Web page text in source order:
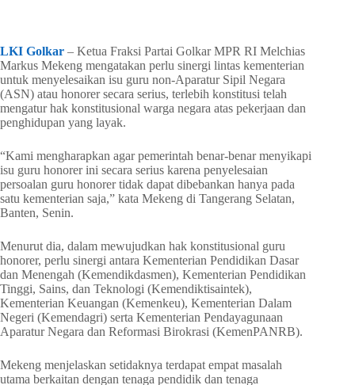
LKI Golkar – Ketua Fraksi Partai Golkar MPR RI Melchias
Markus Mekeng mengatakan perlu sinergi lintas kementerian
untuk menyelesaikan isu guru non-Aparatur Sipil Negara
(ASN) atau honorer secara serius, terlebih konstitusi telah
mengatur hak konstitusional warga negara atas pekerjaan dan
penghidupan yang layak.
“Kami mengharapkan agar pemerintah benar-benar menyikapi
isu guru honorer ini secara serius karena penyelesaian
persoalan guru honorer tidak dapat dibebankan hanya pada
satu kementerian saja,” kata Mekeng di Tangerang Selatan,
Banten, Senin.
Menurut dia, dalam mewujudkan hak konstitusional guru
honorer, perlu sinergi antara Kementerian Pendidikan Dasar
dan Menengah (Kemendikdasmen), Kementerian Pendidikan
Tinggi, Sains, dan Teknologi (Kemendiktisaintek),
Kementerian Keuangan (Kemenkeu), Kementerian Dalam
Negeri (Kemendagri) serta Kementerian Pendayagunaan
Aparatur Negara dan Reformasi Birokrasi (KemenPANRB).
Mekeng menjelaskan setidaknya terdapat empat masalah
utama berkaitan dengan tenaga pendidik dan tenaga